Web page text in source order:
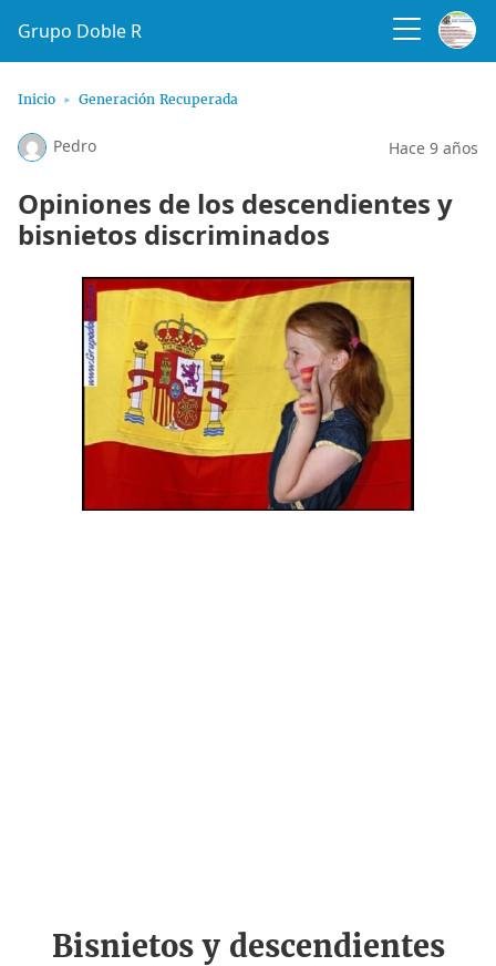
Grupo Doble R
Inicio Generación Recuperada
Pedro Hace 9 años
Opiniones de los descendientes y
bisnietos discriminados
Bisnietos y descendientes